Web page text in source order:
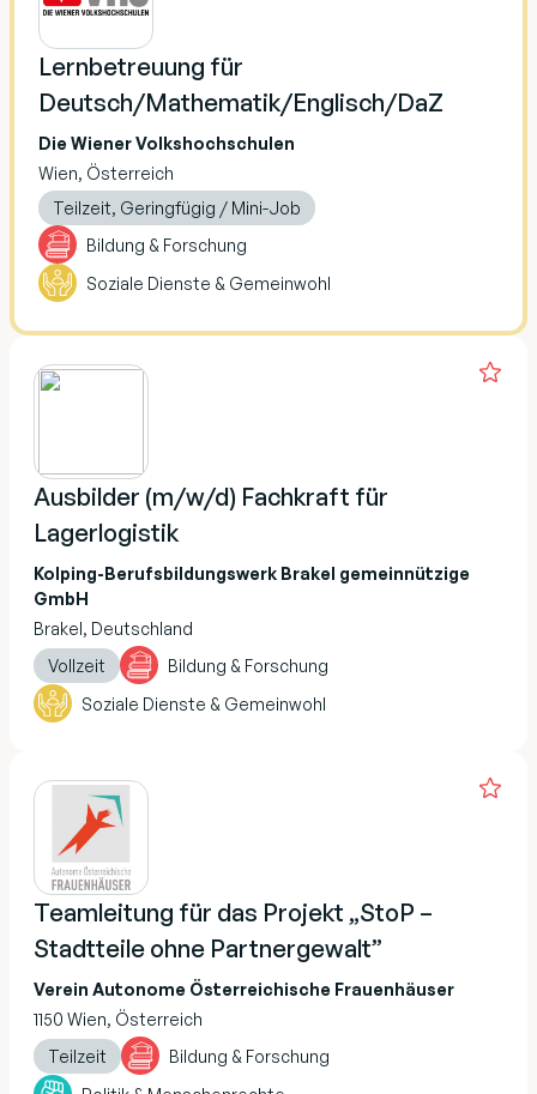
Lernbetreuung für
Deutsch/Mathematik/Englisch/DaZ
Die Wiener Volkshochschulen
Wien, Österreich
Teilzeit, Geringfügig / Mini-Job
Bildung & Forschung
Soziale Dienste & Gemeinwohl
Ausbilder (m/w/d) Fachkraft für
Lagerlogistik
Kolping-Berufsbildungswerk Brakel gemeinnützige
GmbH
Brakel, Deutschland
Vollzeit
Bildung & Forschung
Soziale Dienste & Gemeinwohl
Teamleitung für das Projekt „StoP –
Stadtteile ohne Partnergewalt”
Verein Autonome Österreichische Frauenhäuser
1150 Wien, Österreich
Teilzeit
Bildung & Forschung